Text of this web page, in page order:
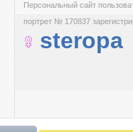
Персональный сайт
портрет № 170837
steropa